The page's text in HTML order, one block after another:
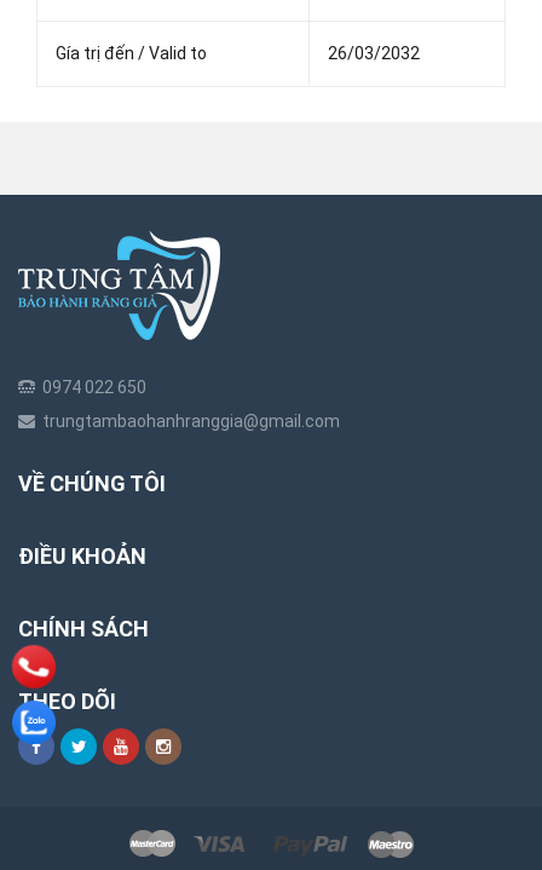
Gía trị đến / Valid to 26/03/2032
0974 022 650
trungtambaohanhranggia@gmail.com
VỀ CHÚNG TÔI
ĐIỀU KHOẢN
CHÍNH SÁCH
THEO DÕI